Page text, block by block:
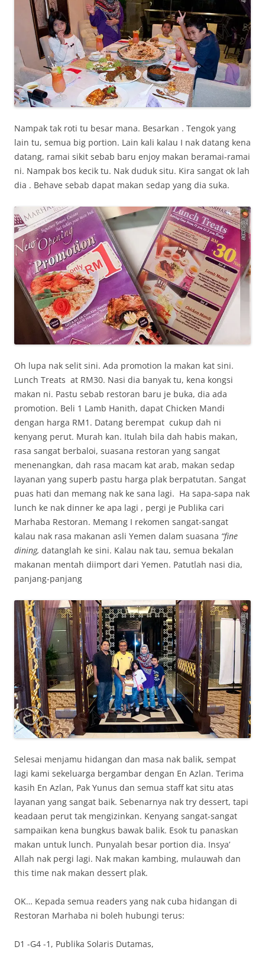
Nampak tak roti tu besar mana. Besarkan . Tengok yang
lain tu, semua big portion. Lain kali kalau I nak datang kena
datang, ramai sikit sebab baru enjoy makan beramai-ramai
ni. Nampak bos kecik tu. Nak duduk situ. Kira sangat ok lah
dia . Behave sebab dapat makan sedap yang dia suka.
Oh lupa nak selit sini. Ada promotion la makan kat sini.
Lunch Treats at RM30. Nasi dia banyak tu, kena kongsi
makan ni. Pastu sebab restoran baru je buka, dia ada
promotion. Beli 1 Lamb Hanith, dapat Chicken Mandi
dengan harga RM1. Datang berempat cukup dah ni
kenyang perut. Murah kan. Itulah bila dah habis makan,
rasa sangat berbaloi, suasana restoran yang sangat
menenangkan, dah rasa macam kat arab, makan sedap
layanan yang superb pastu harga plak berpatutan. Sangat
puas hati dan memang nak ke sana lagi. Ha sapa-sapa nak
lunch ke nak dinner ke apa lagi , pergi je Publika cari
Marhaba Restoran. Memang I rekomen sangat-sangat
kalau nak rasa makanan asli Yemen dalam suasana “fine
dining, datanglah ke sini. Kalau nak tau, semua bekalan
makanan mentah diimport dari Yemen. Patutlah nasi dia,
panjang-panjang
Selesai menjamu hidangan dan masa nak balik, sempat
lagi kami sekeluarga bergambar dengan En Azlan. Terima
kasih En Azlan, Pak Yunus dan semua staff kat situ atas
layanan yang sangat baik. Sebenarnya nak try dessert, tapi
keadaan perut tak mengizinkan. Kenyang sangat-sangat
sampaikan kena bungkus bawak balik. Esok tu panaskan
makan untuk lunch. Punyalah besar portion dia. Insya’
Allah nak pergi lagi. Nak makan kambing, mulauwah dan
this time nak makan dessert plak.
OK… Kepada semua readers yang nak cuba hidangan di
Restoran Marhaba ni boleh hubungi terus:
D1 -G4 -1, Publika Solaris Dutamas,